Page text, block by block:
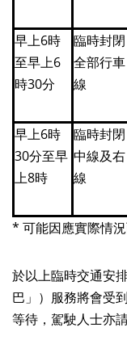
早上6時
至早上6
時30分
臨時封閉
全部行車
線
早上6時
30分至早
上8時
臨時封閉
中線及右
線
* 可能因應實際情況
於以上臨時交通安
巴」）服務將會受
等待，駕駛人士亦